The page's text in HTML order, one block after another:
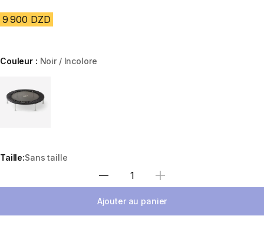
9 900 DZD
Couleur : Noir / Incolore
Taille:Sans taille
Sélectionnez la quantité
Ajouter au panier